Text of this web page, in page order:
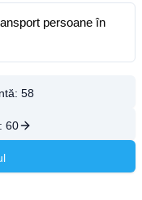
persoane în
58
60